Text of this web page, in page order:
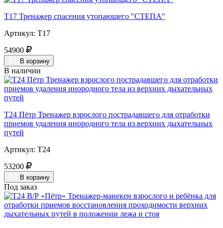
Т17 Тренажер спасения утопающего "СТЕПА"
Артикул: Т17
54900
В корзину
В наличии
Т24 Пётр Тренажер взрослого пострадавшего для отработки
приемов удаления инородного тела из верхних дыхательных
путей
Артикул: Т24
53200
В корзину
Под заказ